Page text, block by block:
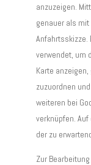
anzuzeigen.
genauer als
Anfahrtsskizze.
verwendet, um
Karte
zuzuordnen
weiteren bei
verknüpfen.
der zu
Zur